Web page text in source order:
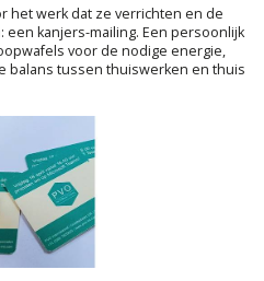
het werk dat ze verrichten en de
kanjers-mailing. Een persoonlijk
voor de nodige energie,
balans tussen thuiswerken en thuis